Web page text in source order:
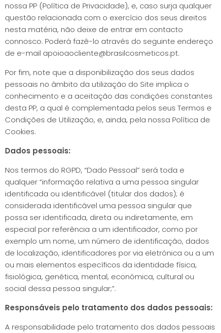
nossa PP (Política de Privacidade), e, caso surja qualquer
questão relacionada com o exercício dos seus direitos
nesta matéria, não deixe de entrar em contacto
connosco. Poderá fazê-lo através do seguinte endereço
de e-mail apoioaocliente@brasilcosmeticos.pt.
Por fim, note que a disponibilização dos seus dados
pessoais no âmbito da utilização do Site implica o
conhecimento e a aceitação das condições constantes
desta PP, a qual é complementada pelos seus Termos e
Condições de Utilização, e, ainda, pela nossa Política de
Cookies.
Dados pessoais:
Nos termos do RGPD, “Dado Pessoal” será toda e
qualquer “informação relativa a uma pessoa singular
identificada ou identificável (titular dos dados); é
considerada identificável uma pessoa singular que
possa ser identificada, direta ou indiretamente, em
especial por referência a um identificador, como por
exemplo um nome, um número de identificação, dados
de localização, identificadores por via eletrónica ou a um
ou mais elementos específicos da identidade física,
fisiológica, genética, mental, económica, cultural ou
social dessa pessoa singular;”.
Responsáveis pelo tratamento dos dados pessoais:
A responsabilidade pelo tratamento dos dados pessoais